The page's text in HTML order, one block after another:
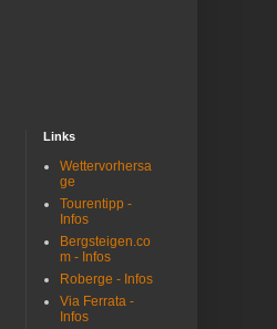
Links
Wettervorhersa
ge
Tourentipp -
Infos
Bergsteigen.co
m - Infos
Roberge - Infos
Via Ferrata -
Infos